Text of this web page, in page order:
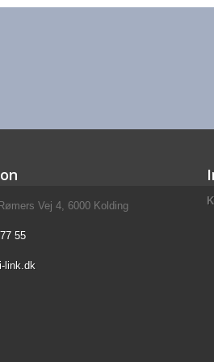
Vej 4, 6000 Kolding
55
link.dk